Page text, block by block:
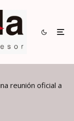
reunión oficial a